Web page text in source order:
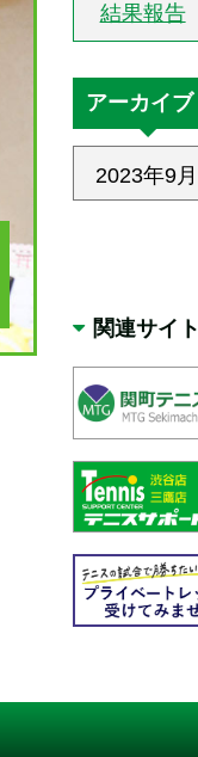
結果報告
アーカイブ
関連サイト